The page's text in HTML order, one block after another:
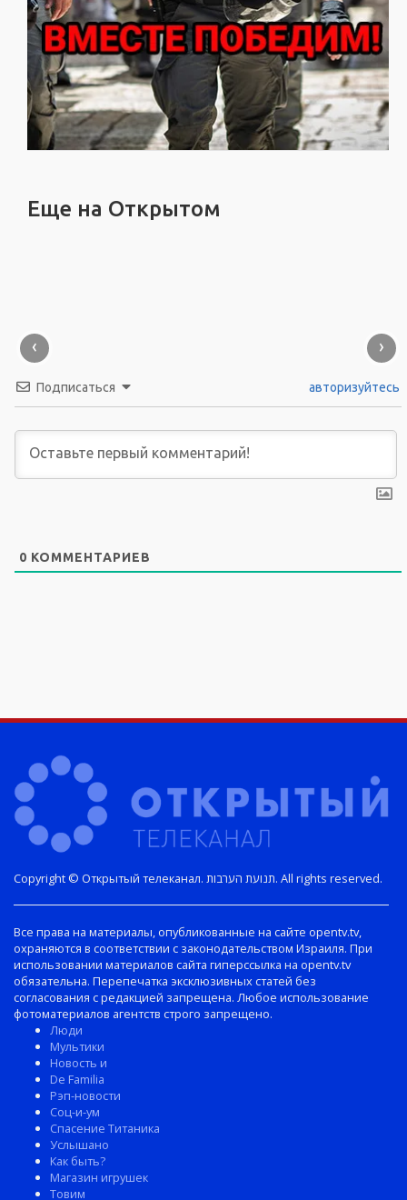
Еще на Открытом
‹ ›
Подписаться авторизуйтесь
0 КОММЕНТАРИЕВ
Copyright © Открытый телеканал. תנועת הערבות. All rights reserved.
Все права на материалы, опубликованные на сайте opentv.tv,
охраняются в соответствии с законодательством Израиля. При
использовании материалов сайта гиперссылка на opentv.tv
обязательна. Перепечатка эксклюзивных статей без
согласования с редакцией запрещена. Любое использование
фотоматериалов агентств строго запрещено.
Люди
Мультики
Новость и
De Familia
Рэп-новости
Соц-и-ум
Спасение Титаника
Услышано
Как быть?
Магазин игрушек
Товим